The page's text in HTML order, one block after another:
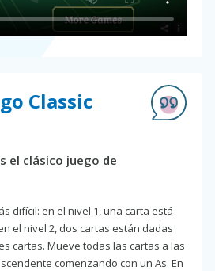
Classic
el clásico juego de
difícil: en el nivel 1, una carta está
el nivel 2, dos cartas están dadas
cartas. Mueve todas las cartas a las
comenzando con un As. En